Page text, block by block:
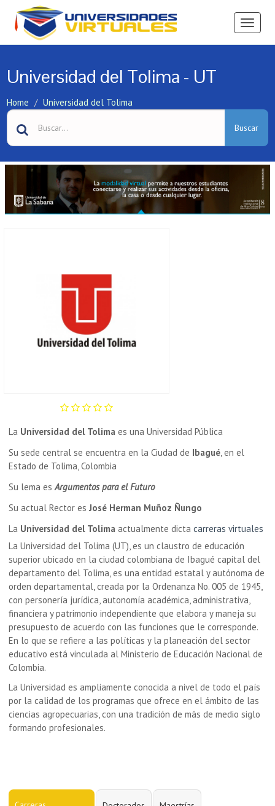
Ver
Universidad del Tolima - UT
Home Universidad del Tolima
Buscar
La Universidad del Tolima es una Universidad Pública
Su sede central se encuentra en la Ciudad de Ibagué, en el
Estado de Tolima, Colombia
Su lema esArgumentos para el Futuro
Su actual Rector esJosé Herman Muñoz Ñungo
La Universidad del Tolima actualmente dicta carreras virtuales
La Universidad del Tolima (UT), es un claustro de educación
superior ubicado en la ciudad colombiana de Ibagué capital del
departamento del Tolima, es una entidad estatal y autónoma de
orden departamental, creada por la Ordenanza No. 005 de 1945,
con personería jurídica, autonomía académica, administrativa,
financiera y patrimonio independiente que elabora y maneja su
presupuesto de acuerdo con las funciones que le corresponde.
En lo que se refiere a las políticas y la planeación del sector
educativo está vinculada al Ministerio de Educación Nacional de
Colombia.
La Universidad es ampliamente conocida a nivel de todo el país
por la calidad de los programas que ofrece en el ámbito de las
ciencias agropecuarias, con una tradición de más de medio siglo
formando profesionales.